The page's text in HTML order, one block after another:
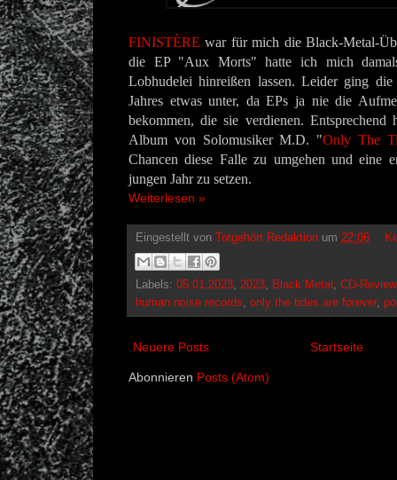
FINISTÈRE war für mich die Black-Metal-
die EP "Aux Morts" hatte ich mich
Lobhudelei hinreißen lassen. Leider ging
Jahres etwas unter, da EPs ja nie die
bekommen, die sie verdienen. Entsprechend
Album von Solomusiker M.D. "Only The
Chancen diese Falle zu umgehen und eine
jungen Jahr zu setzen.
Weiterlesen »
Eingestellt von Totgehört Redaktion um 22:06
Labels: 05.01.2023 2023 Black Metal CD-Review
human noise records only the tides are forever,
Neuere Posts Startseite
Abonnieren Posts (Atom)